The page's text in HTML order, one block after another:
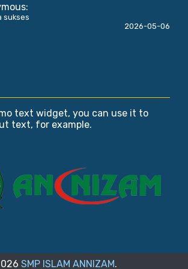
:
sukses
2026-05-06
text widget, you can use it to
text, for example.
SMP ISLAM ANNIZAM.